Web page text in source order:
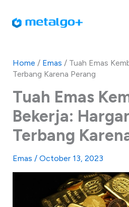
Home / Emas / Tuah Emas
Terbang Karena Perang
Tuah Emas
Bekerja:
Terbang
Emas / October 13, 2023